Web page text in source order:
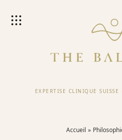
EXPERTISE CLINIQUE SUISSE
Accueil